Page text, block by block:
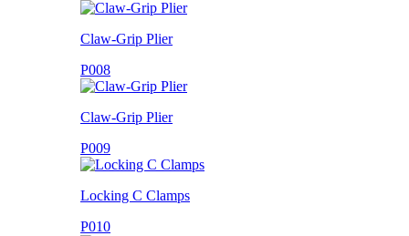
Claw-Grip Plier
P008
Claw-Grip Plier
P009
Locking C Clamps
P010